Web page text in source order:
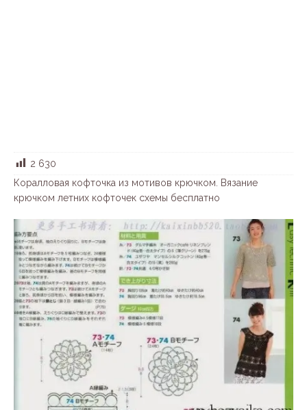
2 630
Коралловая кофточка из мотивов крючком. Вязание
крючком летних кофточек схемы бесплатно